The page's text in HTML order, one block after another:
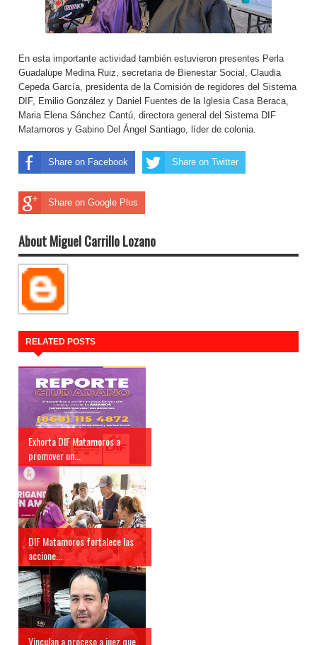
En esta importante actividad también estuvieron presentes Perla
Guadalupe Medina Ruiz, secretaria de Bienestar Social, Claudia
Cepeda García, presidenta de la Comisión de regidores del Sistema
DIF, Emilio González y Daniel Fuentes de la Iglesia Casa Beraca,
Maria Elena Sánchez Cantú, directora general del Sistema DIF
Matamoros y Gabino Del Ángel Santiago, líder de colonia.
Share on Facebook Share on Twitter
Share on Google Plus
About Miguel Carrillo Lozano
RELATED POSTS
Exhorta DIF Matamoros a
promover un...
DIF Matamoros fortalece las
accione...
Vinculan a proceso a juez que